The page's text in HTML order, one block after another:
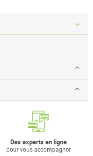
Des experts en ligne
pour vous accompagner